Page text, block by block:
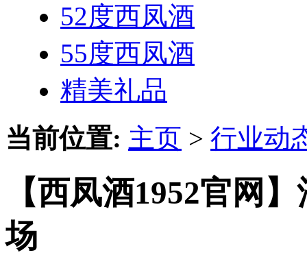
52度西凤酒
55度西凤酒
精美礼品
当前位置: 主页 > 行业动
【西凤酒1952官网
场